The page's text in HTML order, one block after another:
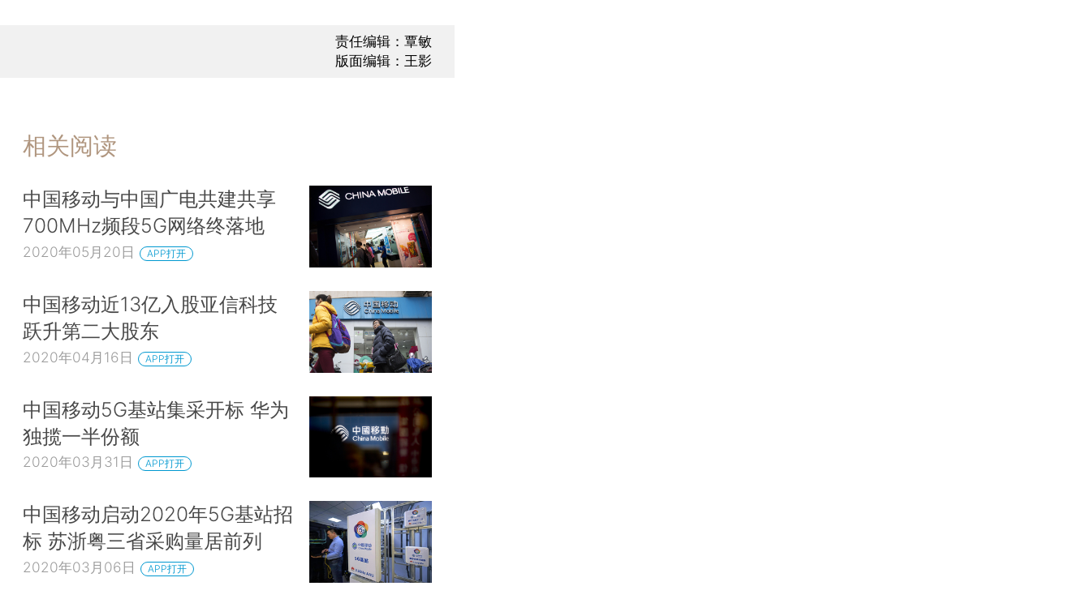
责任编辑：覃敏
版面编辑：王影
相关阅读
中国移动与中国广电共建共享
700MHz频段5G网络终落地
2020年05月20日 APP打开
中国移动近13亿入股亚信科技
跃升第二大股东
2020年04月16日 APP打开
中国移动5G基站集采开标 华为
独揽一半份额
2020年03月31日 APP打开
中国移动启动2020年5G基站招
标 苏浙粤三省采购量居前列
2020年03月06日 APP打开